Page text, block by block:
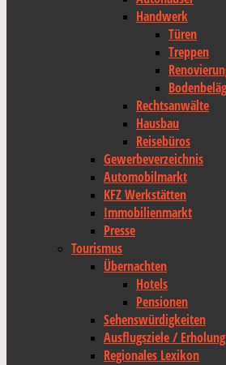
Handwerk
Türen
Treppen
Rechtsanwälte
Hausbau
Reisebüros
Gewerbeverzeichnis
Automobilmarkt
KFZ Werkstätten
Immobilienmarkt
Presse
Tourismus
Übernachten
Hotels
Pensionen
Sehenswürdigkeiten
Ausflugsziele /
Regionales Lexikon